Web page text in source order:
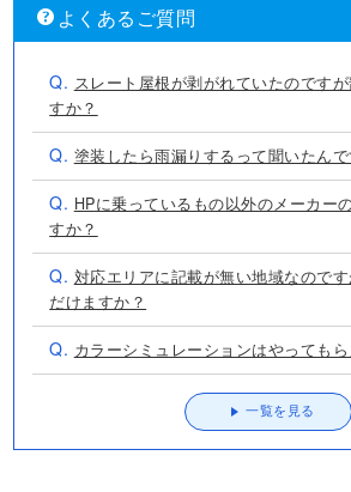
よくあるご質問
Q. スレート屋根が剥がれていたのです
すか？
Q. 塗装したら雨漏りするって聞いたん
Q. HPに乗っているもの以外のメーカー
すか？
Q. 対応エリアに記載が無い地域なので
だけますか？
Q. カラーシミュレーションはやってもら
一覧を見る